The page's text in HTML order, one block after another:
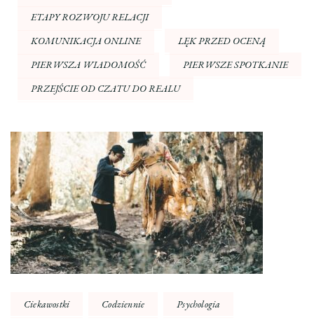
ETAPY ROZWOJU RELACJI
KOMUNIKACJA ONLINE
LĘK PRZED OCENĄ
PIERWSZA WIADOMOŚĆ
PIERWSZE SPOTKANIE
PRZEJŚCIE OD CZATU DO REALU
Nawigacja
wpisu
Ciekawostki Codziennie Psychologia